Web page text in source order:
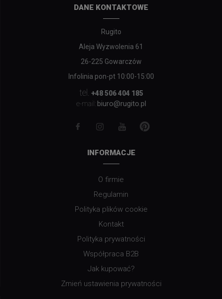
DANE KONTAKTOWE
Rugito
Aleja Wyzwolenia 61
26-225 Gowarczów
Infolinia pon-pt 10:00-15:00
tel. +48 506 404 185
e-mail: biuro@rugito.pl
INFORMACJE
O firmie
Regulamin
Polityka plików cookie
Kontakt
Polityka prywatności
Współpraca B2B
Jak kupować?
Zmień ustawienia prywatności